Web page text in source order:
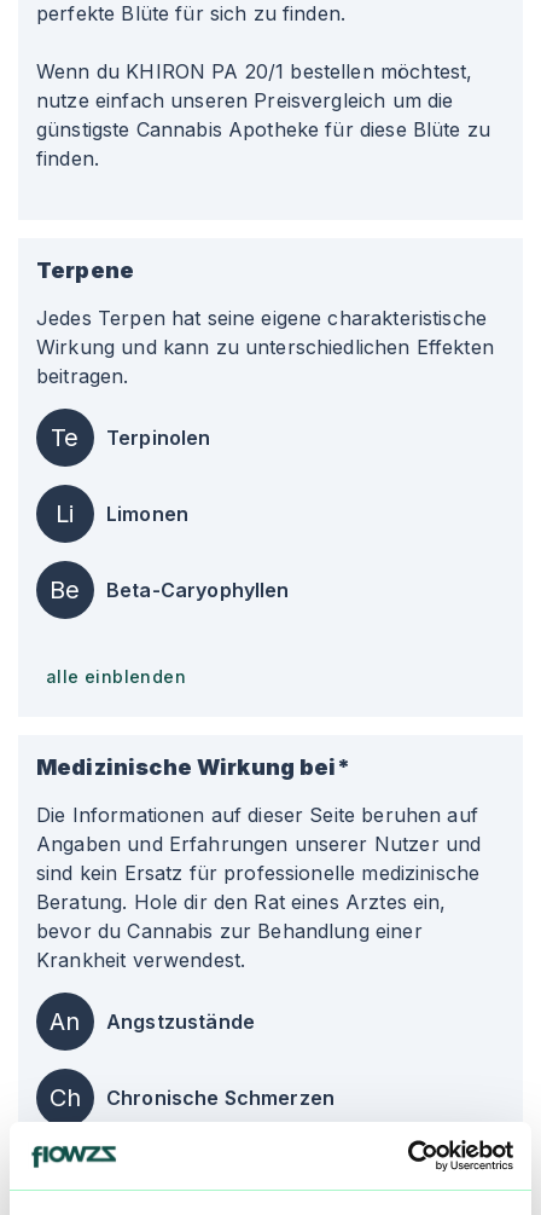
perfekte Blüte für sich zu finden.
Wenn du KHIRON PA 20/1 bestellen möchtest,
nutze einfach unseren Preisvergleich um die
günstigste Cannabis Apotheke für diese Blüte zu
finden.
Terpene
Jedes Terpen hat seine eigene charakteristische
Wirkung und kann zu unterschiedlichen Effekten
beitragen.
Te Terpinolen
Li Limonen
Be Beta-Caryophyllen
alle einblenden
Medizinische Wirkung bei*
Die Informationen auf dieser Seite beruhen auf
Angaben und Erfahrungen unserer Nutzer und
sind kein Ersatz für professionelle medizinische
Beratung. Hole dir den Rat eines Arztes ein,
bevor du Cannabis zur Behandlung einer
Krankheit verwendest.
An Angstzustände
Ch Chronische Schmerzen